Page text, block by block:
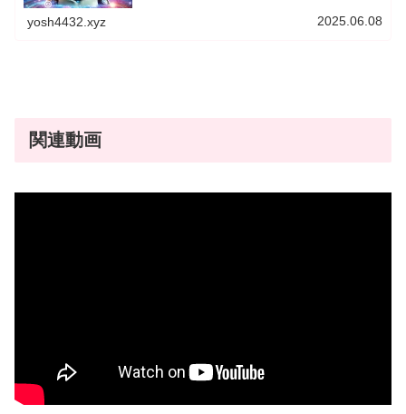
提供しています。このページでは、生成AIに関する記事を
yosh4432.xyz 2025.06.08
関連動画